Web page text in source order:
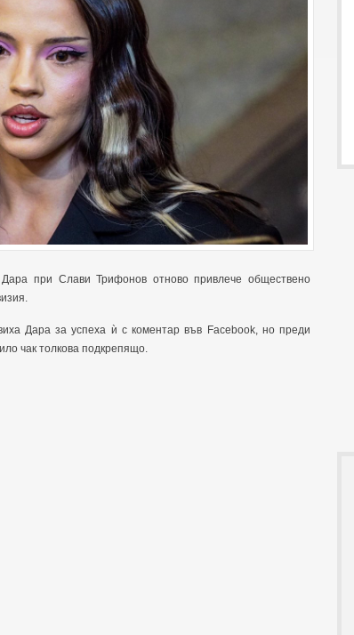
при Слави Трифонов отново привлече обществено
Дара за успеха ѝ с коментар във Facebook, но преди
чак толкова подкрепящо.